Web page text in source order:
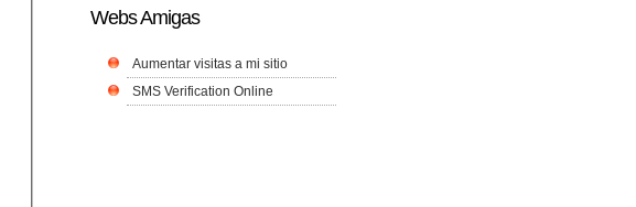
Webs Amigas
Aumentar visitas a mi sitio
SMS Verification Online